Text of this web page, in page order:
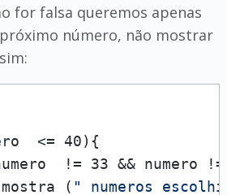
for falsa queremos apenas
número, não mostrar
<= 40){
!= 33 && numero
(
" numeros